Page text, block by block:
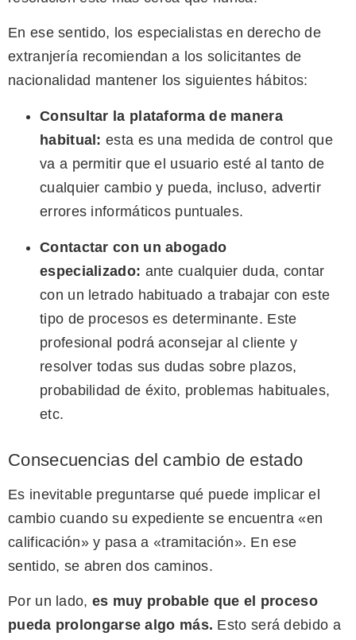
En ese sentido, los especialistas en derecho de
extranjería recomiendan a los solicitantes de
nacionalidad mantener los siguientes hábitos:
Consultar la plataforma de manera
habitual:esta es una medida de control que
va a permitir que el usuario esté al tanto de
cualquier cambio y pueda, incluso, advertir
errores informáticos puntuales.
Contactar con un abogado
especializado: ante cualquier duda, contar
con un letrado habituado a trabajar con este
tipo de procesos es determinante. Este
profesional podrá aconsejar al cliente y
resolver todas sus dudas sobre plazos,
probabilidad de éxito, problemas habituales,
etc.
Consecuencias del cambio de estado
Es inevitable preguntarse qué puede implicar el
cambio cuando su expediente se encuentra «en
calificación» y pasa a «tramitación». En ese
sentido, se abren dos caminos.
Por un lado, es muy probable que el proceso
pueda prolongarse algo más. Esto será debido a